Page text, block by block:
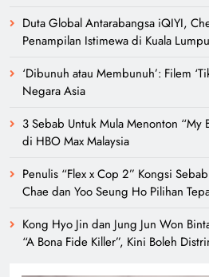
Duta Global Antarabangsa iQIYI,
Penampilan Istimewa di Kuala
‘Dibunuh atau Membunuh’: Filem
Negara Asia
3 Sebab Untuk Mula Menonton “My
di HBO Max Malaysia
Penulis “Flex x Cop 2” Kongsi
Chae dan Yoo Seung Ho Pilihan
Kong Hyo Jin dan Jung Jun Won
“A Bona Fide Killer”, Kini Boleh